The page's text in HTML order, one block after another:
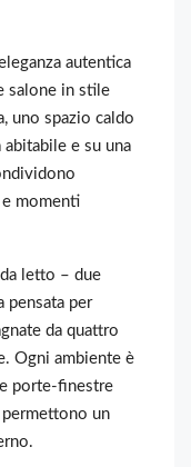
autentica
salone in stile
uno spazio caldo
e su una
momenti
letto – due
pensata per
da quattro
Ogni ambiente è
porte-finestre
permettono un